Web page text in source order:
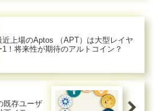
近上場のAptos （APT）は大型レイヤ
1！将来性が期待のアルトコイン？
既存ユーザ